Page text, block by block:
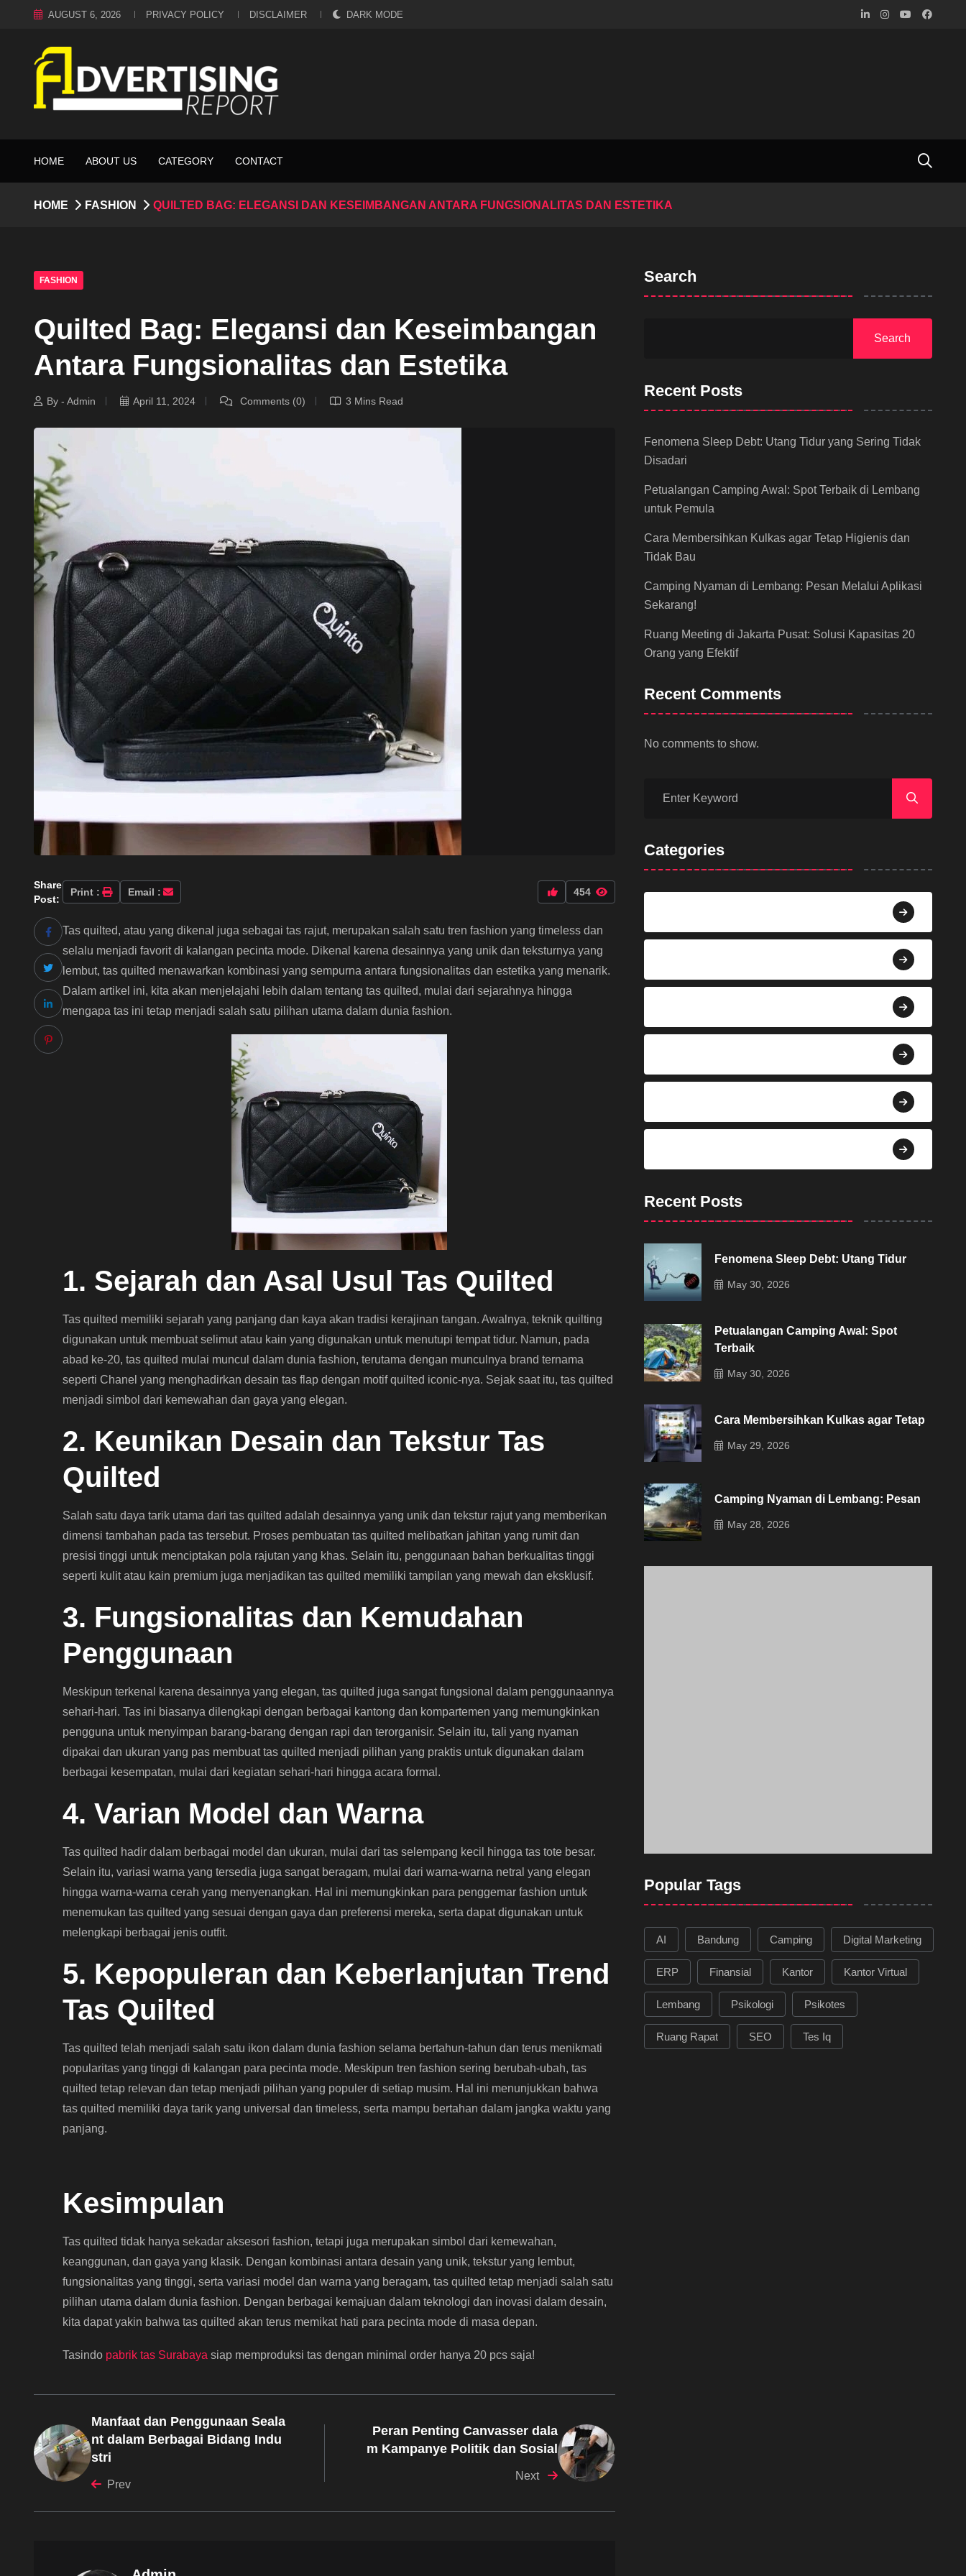
AUGUST 6, 2026 PRIVACY POLICY DISCLAIMER DARK MODE
HOME ABOUT US CATEGORY CONTACT
HOME FASHION QUILTED BAG: ELEGANSI DAN KESEIMBANGAN ANTARA FUNGSIONALITAS DAN ESTETIKA
FASHION
Quilted Bag: Elegansi dan Keseimbangan
Antara Fungsionalitas dan Estetika
By - Admin April 11, 2024 Comments (0) 3 Mins Read
Share
Post:
Print : Email : 454
Tas quilted, atau yang dikenal juga sebagai tas rajut, merupakan salah satu tren fashion yang timeless dan
selalu menjadi favorit di kalangan pecinta mode. Dikenal karena desainnya yang unik dan teksturnya yang
lembut, tas quilted menawarkan kombinasi yang sempurna antara fungsionalitas dan estetika yang menarik.
Dalam artikel ini, kita akan menjelajahi lebih dalam tentang tas quilted, mulai dari sejarahnya hingga
mengapa tas ini tetap menjadi salah satu pilihan utama dalam dunia fashion.
1. Sejarah dan Asal Usul Tas Quilted
Tas quilted memiliki sejarah yang panjang dan kaya akan tradisi kerajinan tangan. Awalnya, teknik quilting
digunakan untuk membuat selimut atau kain yang digunakan untuk menutupi tempat tidur. Namun, pada
abad ke-20, tas quilted mulai muncul dalam dunia fashion, terutama dengan munculnya brand ternama
seperti Chanel yang menghadirkan desain tas flap dengan motif quilted iconic-nya. Sejak saat itu, tas quilted
menjadi simbol dari kemewahan dan gaya yang elegan.
2. Keunikan Desain dan Tekstur Tas
Quilted
Salah satu daya tarik utama dari tas quilted adalah desainnya yang unik dan tekstur rajut yang memberikan
dimensi tambahan pada tas tersebut. Proses pembuatan tas quilted melibatkan jahitan yang rumit dan
presisi tinggi untuk menciptakan pola rajutan yang khas. Selain itu, penggunaan bahan berkualitas tinggi
seperti kulit atau kain premium juga menjadikan tas quilted memiliki tampilan yang mewah dan eksklusif.
3. Fungsionalitas dan Kemudahan
Penggunaan
Meskipun terkenal karena desainnya yang elegan, tas quilted juga sangat fungsional dalam penggunaannya
sehari-hari. Tas ini biasanya dilengkapi dengan berbagai kantong dan kompartemen yang memungkinkan
pengguna untuk menyimpan barang-barang dengan rapi dan terorganisir. Selain itu, tali yang nyaman
dipakai dan ukuran yang pas membuat tas quilted menjadi pilihan yang praktis untuk digunakan dalam
berbagai kesempatan, mulai dari kegiatan sehari-hari hingga acara formal.
4. Varian Model dan Warna
Tas quilted hadir dalam berbagai model dan ukuran, mulai dari tas selempang kecil hingga tas tote besar.
Selain itu, variasi warna yang tersedia juga sangat beragam, mulai dari warna-warna netral yang elegan
hingga warna-warna cerah yang menyenangkan. Hal ini memungkinkan para penggemar fashion untuk
menemukan tas quilted yang sesuai dengan gaya dan preferensi mereka, serta dapat digunakan untuk
melengkapi berbagai jenis outfit.
5. Kepopuleran dan Keberlanjutan Trend
Tas Quilted
Tas quilted telah menjadi salah satu ikon dalam dunia fashion selama bertahun-tahun dan terus menikmati
popularitas yang tinggi di kalangan para pecinta mode. Meskipun tren fashion sering berubah-ubah, tas
quilted tetap relevan dan tetap menjadi pilihan yang populer di setiap musim. Hal ini menunjukkan bahwa
tas quilted memiliki daya tarik yang universal dan timeless, serta mampu bertahan dalam jangka waktu yang
panjang.
Kesimpulan
Tas quilted tidak hanya sekadar aksesori fashion, tetapi juga merupakan simbol dari kemewahan,
keanggunan, dan gaya yang klasik. Dengan kombinasi antara desain yang unik, tekstur yang lembut,
fungsionalitas yang tinggi, serta variasi model dan warna yang beragam, tas quilted tetap menjadi salah satu
pilihan utama dalam dunia fashion. Dengan berbagai kemajuan dalam teknologi dan inovasi dalam desain,
kita dapat yakin bahwa tas quilted akan terus memikat hati para pecinta mode di masa depan.
Tasindo pabrik tas Surabaya siap memproduksi tas dengan minimal order hanya 20 pcs saja!
Manfaat dan Penggunaan Seala
nt dalam Berbagai Bidang Indu
stri
Prev
Peran Penting Canvasser dala
m Kampanye Politik dan Sosial
Next
Search
Search
Recent Posts
Fenomena Sleep Debt: Utang Tidur yang Sering Tidak
Disadari
Petualangan Camping Awal: Spot Terbaik di Lembang
untuk Pemula
Cara Membersihkan Kulkas agar Tetap Higienis dan
Tidak Bau
Camping Nyaman di Lembang: Pesan Melalui Aplikasi
Sekarang!
Ruang Meeting di Jakarta Pusat: Solusi Kapasitas 20
Orang yang Efektif
Recent Comments
No comments to show.
Categories
Recent Posts
Fenomena Sleep Debt: Utang Tidur
May 30, 2026
Petualangan Camping Awal: Spot
Terbaik
May 30, 2026
Cara Membersihkan Kulkas agar Tetap
May 29, 2026
Camping Nyaman di Lembang: Pesan
May 28, 2026
Popular Tags
AI Bandung Camping Digital Marketing
ERP Finansial Kantor Kantor Virtual
Lembang Psikologi Psikotes
Ruang Rapat SEO Tes Iq